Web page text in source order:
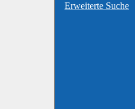
Erweiterte Suche